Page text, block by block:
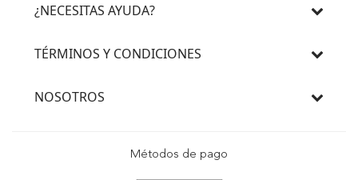
¿NECESITAS AYUDA?
TÉRMINOS Y CONDICIONES
NOSOTROS
Métodos de pago